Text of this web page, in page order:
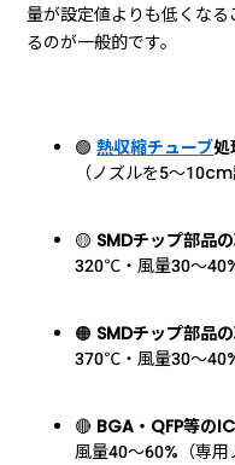
量が設定値よりも低くな
るのが一般的です。
🟢熱収縮チューブ処
（ノズルを5〜10cm
🟡 SMDチップ部品
320℃・風量30〜
🟠 SMDチップ部品
370℃・風量30〜
🔴 BGA・QFP等の
風量40〜60%（専用